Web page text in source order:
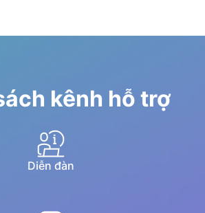
kênh hỗ trợ
Diễn đàn